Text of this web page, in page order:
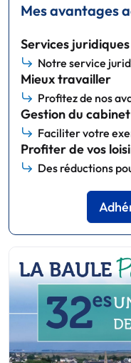
Mes avantages
Services juridiques
Notre service
Mieux travailler
Profitez de nos
Gestion du cabinet
Faciliter votre
Profiter de vos
Des réductions